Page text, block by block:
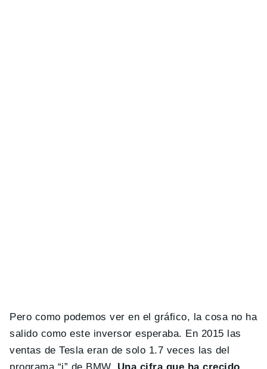
Pero como podemos ver en el gráfico, la cosa no ha
salido como este inversor esperaba. En 2015 las
ventas de Tesla eran de solo 1.7 veces las del